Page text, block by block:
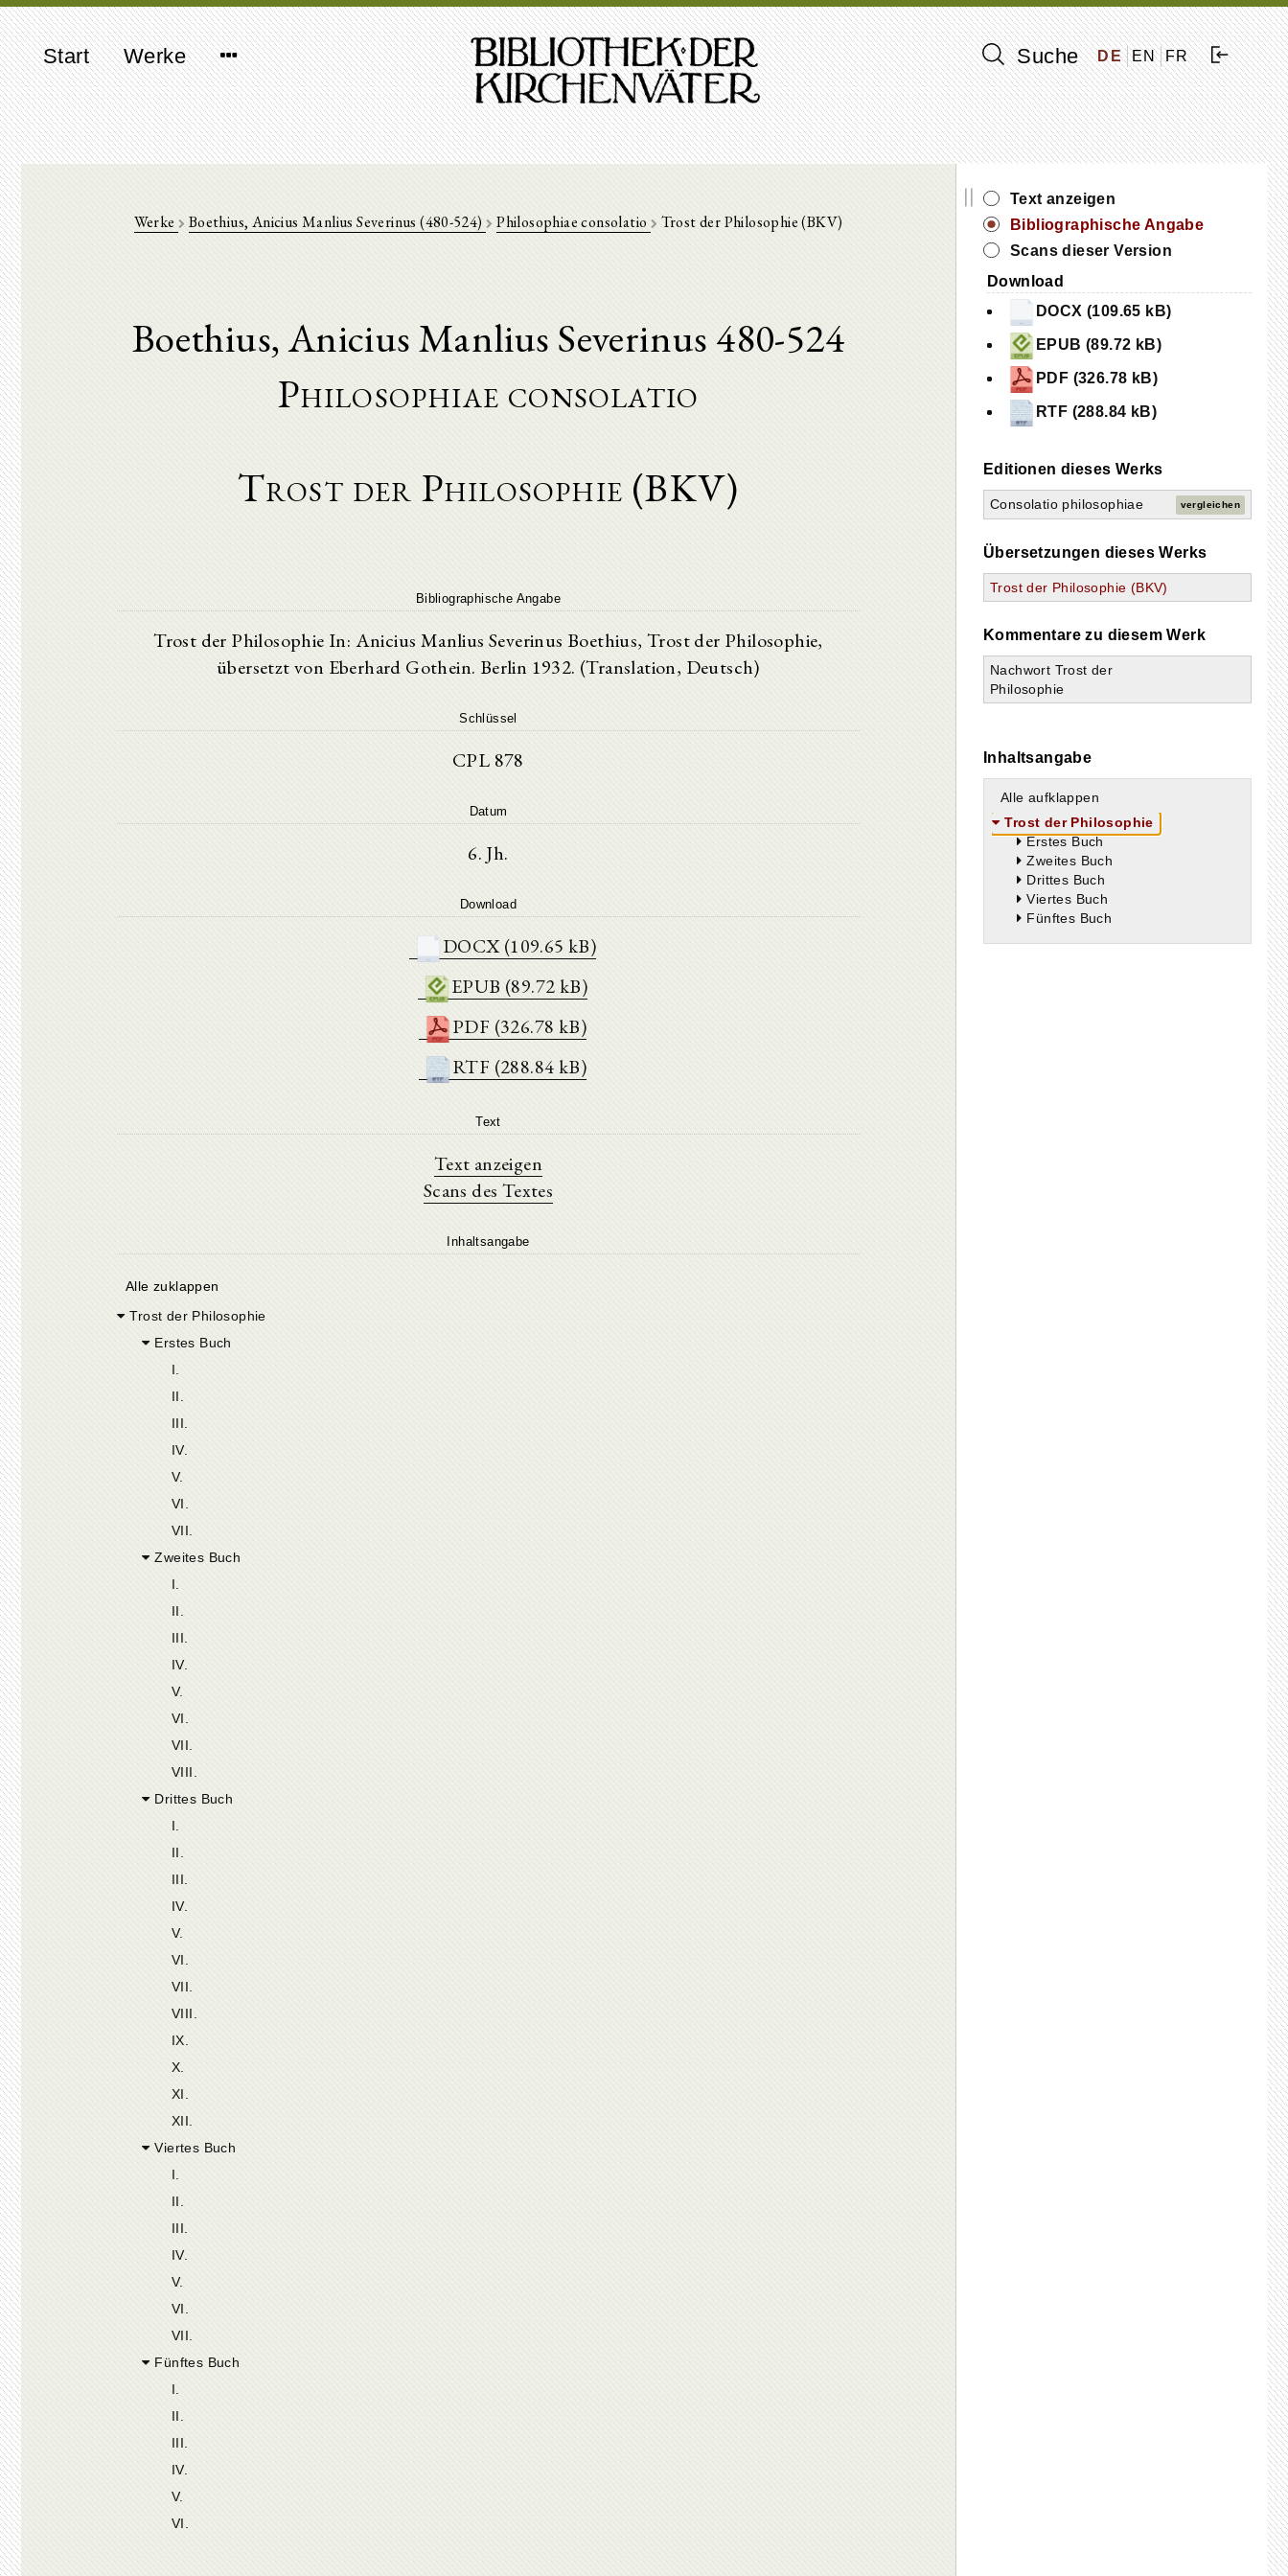
Start Werke Suche DE EN FR
Werke Boethius, Anicius Manlius Severinus (480-524) Philosophiae consolatio Trost der Philosophie (BKV)
Boethius, Anicius Manlius Severinus 480-524
Philosophiae consolatio
Trost der Philosophie (BKV)
Bibliographische Angabe
Trost der Philosophie In: Anicius Manlius Severinus Boethius, Trost der Philosophie,
übersetzt von Eberhard Gothein. Berlin 1932. (Translation, Deutsch)
Schlüssel
CPL 878
Datum
6. Jh.
Download
DOCX (109.65 kB)
EPUB (89.72 kB)
PDF (326.78 kB)
RTF (288.84 kB)
Text
Text anzeigen
Scans des Textes
Inhaltsangabe
Alle zuklappen
Trost der Philosophie
Erstes Buch
I.
II.
III.
IV.
V.
VI.
VII.
Zweites Buch
I.
II.
III.
IV.
V.
VI.
VII.
VIII.
Drittes Buch
I.
II.
III.
IV.
V.
VI.
VII.
VIII.
IX.
X.
XI.
XII.
Viertes Buch
I.
II.
III.
IV.
V.
VI.
VII.
Fünftes Buch
I.
II.
III.
IV.
V.
VI.
||
Text anzeigen
Bibliographische Angabe
Scans dieser Version
Download
DOCX (109.65 kB)
EPUB (89.72 kB)
PDF (326.78 kB)
RTF (288.84 kB)
Editionen dieses Werks
Consolatio philosophiae vergleichen
Übersetzungen dieses Werks
Trost der Philosophie (BKV)
Kommentare zu diesem Werk
Nachwort Trost der
Philosophie
Inhaltsangabe
Alle aufklappen
Trost der Philosophie
Erstes Buch
Zweites Buch
Drittes Buch
Viertes Buch
Fünftes Buch